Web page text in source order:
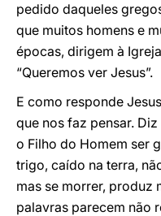
pedido daqueles
que muitos homens e
épocas, dirigem à
“Queremos ver Jesus”.
E como responde
que nos faz pensar.
o Filho do Homem ser
trigo, caído na terra,
mas se morrer, produz
palavras parecem não